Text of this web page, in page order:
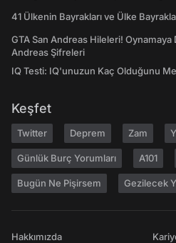
41 Ülkenin Bayrakları ve Ülke
GTA San Andreas Hileleri!
Andreas Şifreleri
IQ Testi: IQ'unuzun Kaç Olduğunu
Keşfet
Twitter Deprem Zam
Günlük Burç Yorumları A101
Bugün Ne Pişirsem Gezilecek
Hakkımızda